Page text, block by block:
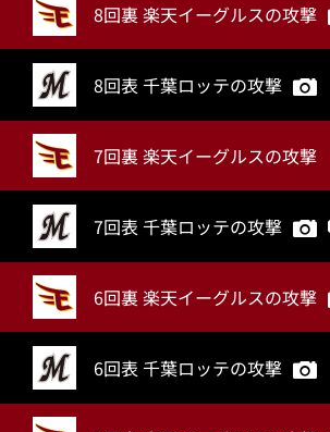
8回裏 楽天イーグルスの攻撃
8回表 千葉ロッテの攻撃
7回裏 楽天イーグルスの攻撃
7回表 千葉ロッテの攻撃
6回裏 楽天イーグルスの攻撃
6回表 千葉ロッテの攻撃